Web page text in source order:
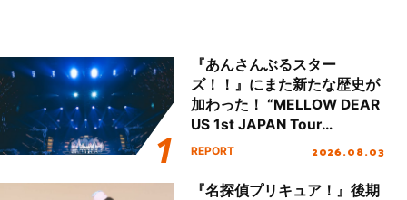
『あんさんぶるスター
ズ！！』にまた新たな歴史が
加わった！ “MELLOW DEAR
US 1st JAPAN Tour
Final「NICE to meet YOU
ート!!
REPORT 2026.08.03
『名探偵プリキュア！』後期